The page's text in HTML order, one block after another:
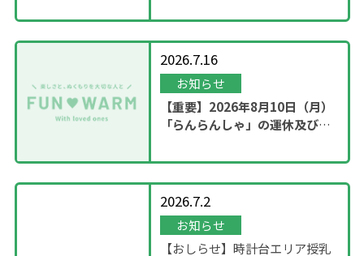
2026.7.16
お知らせ
【重要】2026年8月10日（月）
「らんらんしゃ」の運休及び園
2026.7.2
お知らせ
【おしらせ】時計台エリア授乳